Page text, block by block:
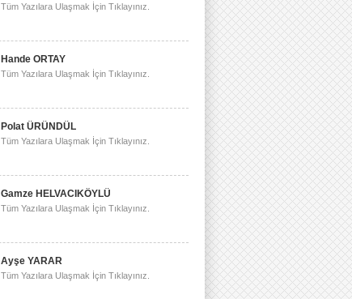
Tüm Yazılara Ulaşmak İçin Tıklayınız.
Hande ORTAY
Tüm Yazılara Ulaşmak İçin Tıklayınız.
Polat ÜRÜNDÜL
Tüm Yazılara Ulaşmak İçin Tıklayınız.
Gamze HELVACIKÖYLÜ
Tüm Yazılara Ulaşmak İçin Tıklayınız.
Ayşe YARAR
Tüm Yazılara Ulaşmak İçin Tıklayınız.